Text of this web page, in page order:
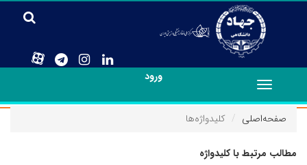
ورود
Toggle
navigation
صفحه‌اصلی
کلیدواژه‌ها
مطالب مرتبط با کلیدواژه